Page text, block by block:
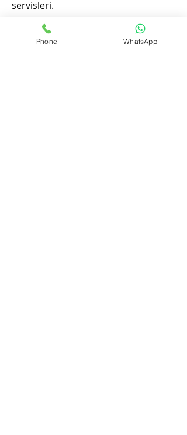
servisleri.
Phone WhatsApp